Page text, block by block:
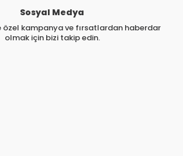
Sosyal Medya
özel kampanya ve fırsatlardan haberdar
olmak için bizi takip edin.